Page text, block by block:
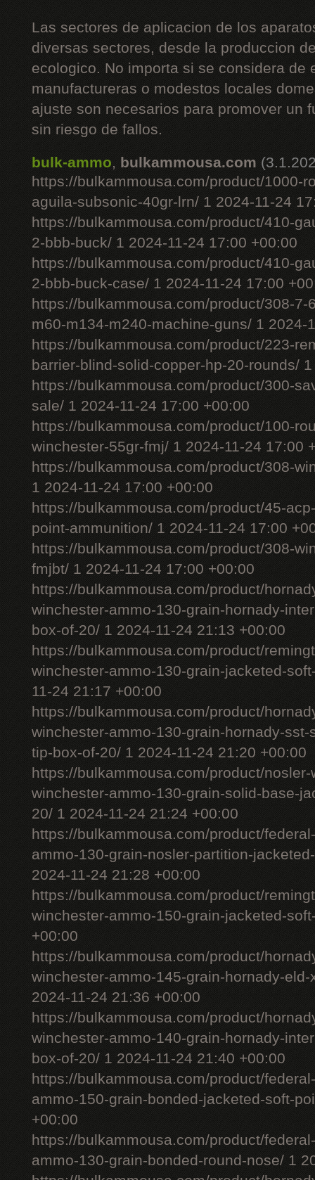
Las sectores de aplicacion de los
diversas sectores, desde la produccion
ecologico. No importa si se considera de
manufactureras o modestos locales
ajuste son necesarios para promover un
sin riesgo de fallos.
bulk-ammo, bulkammousa.com
https://bulkammousa.com/product/1000-
aguila-subsonic-40gr-lrn/ 1 2024-11-24
https://bulkammousa.com/product/410-
2-bbb-buck/ 1 2024-11-24 17:00 +00:00
https://bulkammousa.com/product/410-
2-bbb-buck-case/ 1 2024-11-24 17:00
https://bulkammousa.com/product/308-7-
m60-m134-m240-machine-guns/ 1 2024-
https://bulkammousa.com/product/223-
barrier-blind-solid-copper-hp-20-rounds/
https://bulkammousa.com/product/300-
sale/ 1 2024-11-24 17:00 +00:00
https://bulkammousa.com/product/100-
winchester-55gr-fmj/ 1 2024-11-24 17:00
https://bulkammousa.com/product/308-
1 2024-11-24 17:00 +00:00
https://bulkammousa.com/product/45-
point-ammunition/ 1 2024-11-24 17:00
https://bulkammousa.com/product/308-
fmjbt/ 1 2024-11-24 17:00 +00:00
https://bulkammousa.com/product/
winchester-ammo-130-grain-hornady-
box-of-20/ 1 2024-11-24 21:13 +00:00
https://bulkammousa.com/product/
winchester-ammo-130-grain-jacketed-
11-24 21:17 +00:00
https://bulkammousa.com/product/
winchester-ammo-130-grain-hornady-
tip-box-of-20/ 1 2024-11-24 21:20 +00:00
https://bulkammousa.com/product/
winchester-ammo-130-grain-solid-base-
20/ 1 2024-11-24 21:24 +00:00
https://bulkammousa.com/product/
ammo-130-grain-nosler-partition-
2024-11-24 21:28 +00:00
https://bulkammousa.com/product/
winchester-ammo-150-grain-jacketed-
+00:00
https://bulkammousa.com/product/
winchester-ammo-145-grain-hornady-
2024-11-24 21:36 +00:00
https://bulkammousa.com/product/
winchester-ammo-140-grain-hornady-
box-of-20/ 1 2024-11-24 21:40 +00:00
https://bulkammousa.com/product/
ammo-150-grain-bonded-jacketed-soft-
+00:00
https://bulkammousa.com/product/
ammo-130-grain-bonded-round-nose/ 1